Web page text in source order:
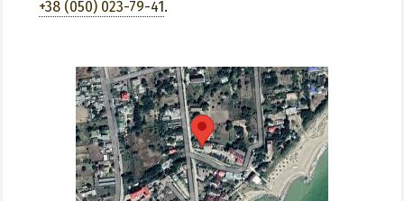
+38 (050) 023-79-41.